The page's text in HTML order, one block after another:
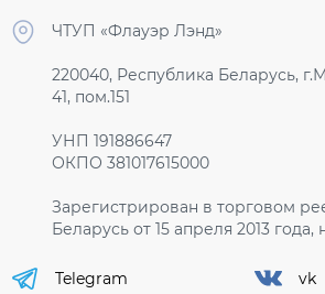
ЧТУП «Флауэр Лэнд»
220040, Республика Беларусь,
41, пом.151
УНП 191886647
ОКПО 381017615000
Зарегистрирован в торговом
Беларусь от 15 апреля 2013
Telegram vk